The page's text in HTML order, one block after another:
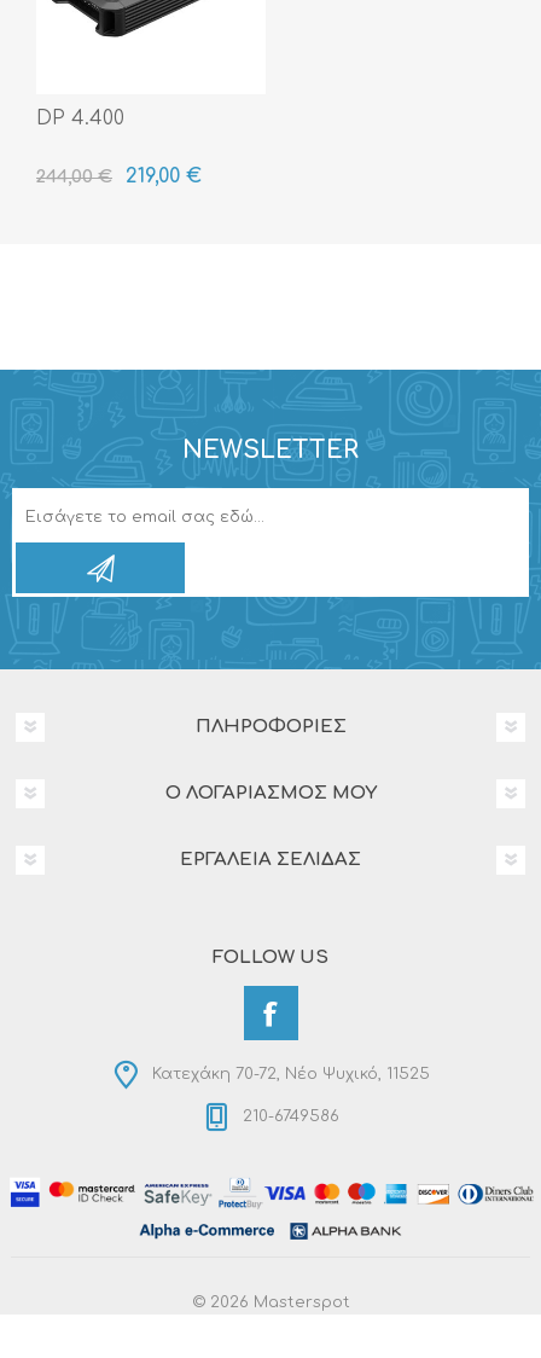
DP 4.400
244,00 € 219,00 €
NEWSLETTER
ΠΛΗΡΟΦΟΡΊΕΣ
Ο ΛΟΓΑΡΙΑΣΜΌΣ ΜΟΥ
ΕΡΓΑΛΕΊΑ ΣΕΛΊΔΑΣ
FOLLOW US
Κατεχάκη 70-72, Νέο Ψυχικό, 11525
210-6749586
© 2026 Masterspot